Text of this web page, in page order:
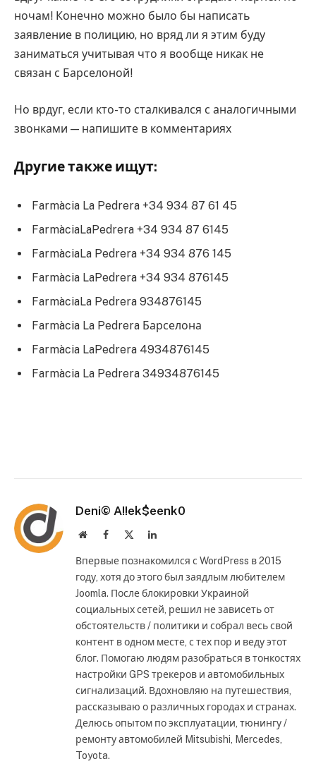
ночам! Конечно можно было бы написать
заявление в полицию, но вряд ли я этим буду
заниматься учитывая что я вообще никак не
связан с Барселоной!
Но врдуг, если кто-то сталкивался с аналогичными
звонками — напишите в комментариях
Другие также ищут:
Farmàcia La Pedrera +34 934 87 61 45
FarmàciaLaPedrera +34 934 87 6145
FarmàciaLa Pedrera +34 934 876 145
Farmàcia LaPedrera +34 934 876145
FarmàciaLa Pedrera 934876145
Farmàcia La Pedrera Барселона
Farmàcia LaPedrera 4934876145
Farmàcia La Pedrera 34934876145
Deni© A!!ek$eenk0
WebsiteFacebook LinkedIn
Впервые познакомился с WordPress в 2015
году, хотя до этого был заядлым любителем
Joomla. После блокировки Украиной
социальных сетей, решил не зависеть от
обстоятельств / политики и собрал весь свой
контент в одном месте, с тех пор и веду этот
блог. Помогаю людям разобраться в тонкостях
настройки GPS трекеров и автомобильных
сигнализаций. Вдохновляю на путешествия,
рассказываю о различных городах и странах.
Делюсь опытом по эксплуатации, тюнингу /
ремонту автомобилей Mitsubishi, Mercedes,
Toyota.